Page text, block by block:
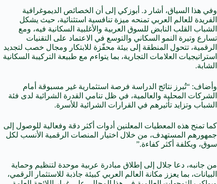
وفي هذا السياق، أشار د. أبوزكي إلى أن الخصائص الديموغرافية
الفريدة للعالم العربي تمنحه ميزة تنافسية استثنائية، حيث يشكل
الشباب القلب النابض للسوق العربية والأغلبية السكانية فيه، ومع
تسارع وتيرة النمو السكاني والتوسع في الاعتماد على التقنيات
الرقمية، تتحول المنطقة إلى بيئة محفّزة للابتكار ومجال خصب لتجديد
استراتيجيات العلامات التجارية، بما يتواءم مع طبيعة التركيبة السكانية
الشابة.
وأضاف: “تُبرز نتائج الدراسة فرصة استثمارية غير مسبوقة أمام
الشركات المحلية والعالمية، في ظل تنامي القدرة الشرائية لدى فئة
الشباب وتزايد تأثيرهم في القرارات الشرائية للأسرة.
كما تمنح هذه المعطيات المعلنين أدوات أكثر دقة وفعالية للوصول إلى
جمهورهم المستهدف، من خلال اختيار المنصات الرقمية الأنسب لكل
سوق، وبكلفة أكثر كفاءة.”
من جانبه، دعا جلال إلى إطلاق مبادرة عربية موحدة لتنظيم وحماية
البيانات، بما يعزز مكانة العالم العربي كبيئة جاذبة للاستثمار الرقمي،